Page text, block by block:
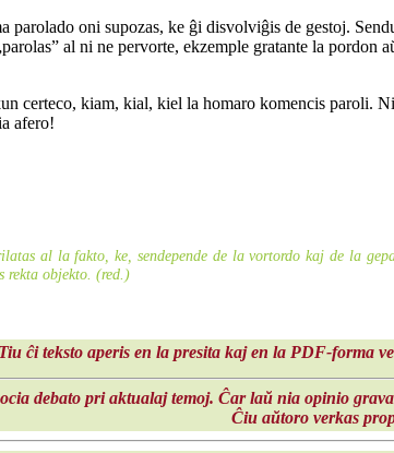
parolado oni supozas, ke ĝi disvolviĝis de gestoj.
al ni ne pervorte, ekzemple gratante la pordon
certeco, kiam, kial, kiel la homaro komencis paroli.
afero!
al la fakto, ke, sendepende de la vortordo kaj de la
rekta objekto. (red.)
Tiu ĉi teksto aperis en la presita kaj en la PDF-forma
debato pri aktualaj temoj. Ĉar laŭ nia opinio
Ĉiu aŭtoro verkas